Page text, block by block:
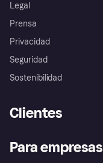
Legal
Prensa
Privacidad
Seguridad
Sostenibilidad
Clientes
Inicio de sesión
Para empresas